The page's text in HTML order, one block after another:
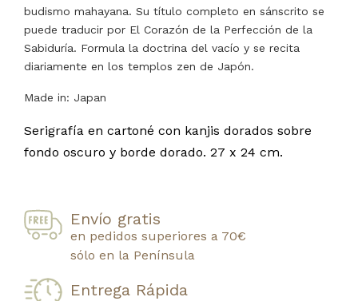
budismo mahayana. Su título completo en sánscrito se
puede traducir por El Corazón de la Perfección de la
Sabiduría. Formula la doctrina del vacío y se recita
diariamente en los templos zen de Japón.
Made in: Japan
Serigrafía en cartoné con kanjis dorados sobre
fondo oscuro y borde dorado. 27 x 24 cm.
Envío gratis
en pedidos superiores a 70€
sólo en la Península
Entrega Rápida